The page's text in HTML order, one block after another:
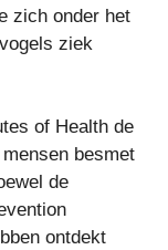
zich onder het
ziek
of Health de
besmet
de
ontdekt